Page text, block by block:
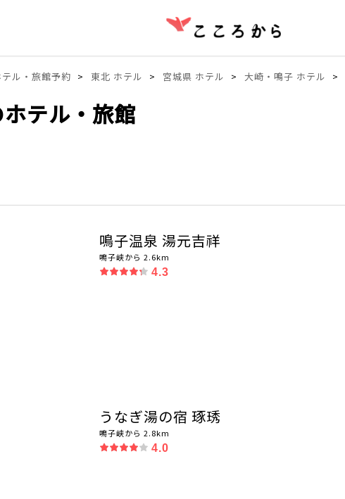
ル・旅館予約 東北 ホテル 宮城県 ホテル 大崎・鳴子 ホテル
テル・旅館
鳴子温泉 湯元吉祥
鳴子峡から 2.6km
4.3
うなぎ湯の宿 琢琇
鳴子峡から 2.8km
4.0